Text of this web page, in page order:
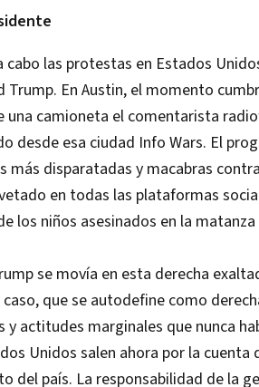
cabo las protestas en Estados
En Austin, el momento
una camioneta el comentarista
desde esa ciudad Info Wars. El
disparatadas y macabras
en todas las plataformas
los niños asesinados en la matanza
se movía en esta derecha
que se autodefine como
y actitudes marginales que nunca
Unidos salen ahora por la
del país. La responsabilidad de la